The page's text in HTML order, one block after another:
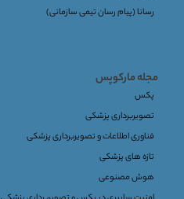
رسانا (پیام رسان تیمی سازمانی)
مجله مارکوپس
پکس
تصویربرداری پزشکی
فناوری اطلاعات و تصویربرداری پزشکی
تازه های پزشکی
هوش مصنوعی